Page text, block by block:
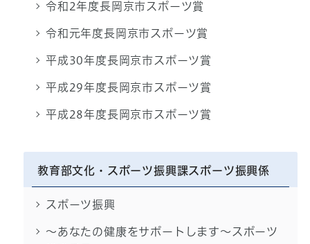
令和2年度長岡京市スポーツ賞
令和元年度長岡京市スポーツ賞
平成30年度長岡京市スポーツ賞
平成29年度長岡京市スポーツ賞
平成28年度長岡京市スポーツ賞
教育部文化・スポーツ振興課スポーツ振興係
スポーツ振興
～あなたの健康をサポートします～スポーツ